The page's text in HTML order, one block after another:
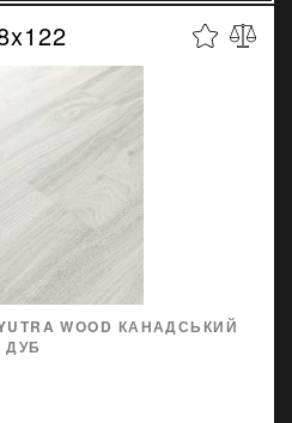
WOOD КАНАДСЬКИЙ
ДУБ